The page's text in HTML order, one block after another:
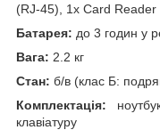
(RJ-45), 1x Card Reader
Батарея: до 3 годин у
Вага: 2.2 кг
Стан: б/в (клас Б:
Комплектація:
клавіатуру